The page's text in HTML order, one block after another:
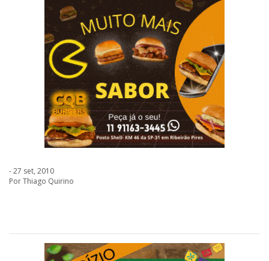
- 27 set, 2010
Por Thiago Quirino